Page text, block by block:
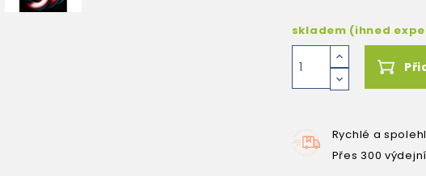
skladem (ihned
Rychlé a
Přes 300